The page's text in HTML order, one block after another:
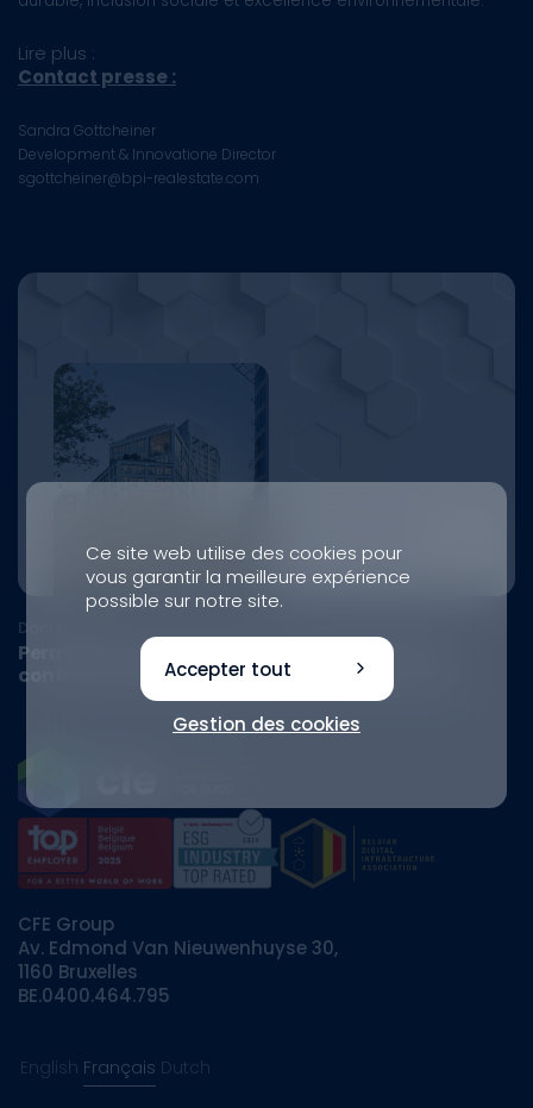
Lire plus :
Contact presse :
Sandra Gottcheiner
Development & Innovatione Director
sgottcheiner@bpi-realestate.com
Document
Permis obtenus pour Move’Hub, un projet qui
contribue au développement du quartier Midi.
CFE Group
Av. Edmond Van Nieuwenhuyse 30,
1160 Bruxelles
BE.0400.464.795
English Français Dutch
Ce site web utilise des cookies pour
vous garantir la meilleure expérience
possible sur notre site.
Accepter tout
Gestion des cookies